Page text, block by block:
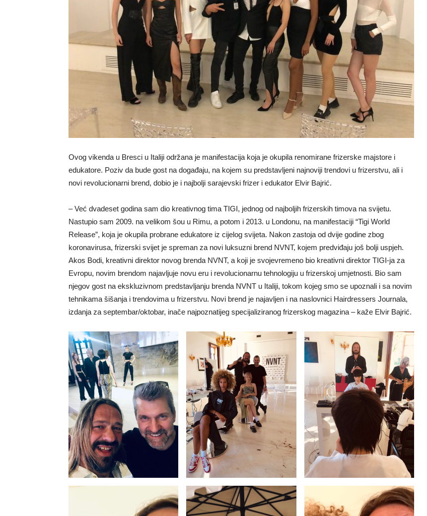
Ovog vikenda u Bresci u Italiji održana je manifestacija koja je okupila renomirane frizerske majstore i
edukatore. Poziv da bude gost na događaju, na kojem su predstavljeni najnoviji trendovi u frizerstvu, ali i
novi revolucionarni brend, dobio je i najbolji sarajevski frizer i edukator Elvir Bajrić.
– Već dvadeset godina sam dio kreativnog tima TIGI, jednog od najboljih frizerskih timova na svijetu.
Nastupio sam 2009. na velikom šou u Rimu, a potom i 2013. u Londonu, na manifestaciji “Tigi World
Release”, koja je okupila probrane edukatore iz cijelog svijeta. Nakon zastoja od dvije godine zbog
koronavirusa, frizerski svijet je spreman za novi luksuzni brend NVNT, kojem predviđaju još bolji uspjeh.
Akos Bodi, kreativni direktor novog brenda NVNT, a koji je svojevremeno bio kreativni direktor TIGI-ja za
Evropu, novim brendom najavljuje novu eru i revolucionarnu tehnologiju u frizerskoj umjetnosti. Bio sam
njegov gost na ekskluzivnom predstavljanju brenda NVNT u Italiji, tokom kojeg smo se upoznali i sa novim
tehnikama šišanja i trendovima u frizerstvu. Novi brend je najavljen i na naslovnici Hairdressers Journala,
izdanja za septembar/oktobar, inače najpoznatijeg specijaliziranog frizerskog magazina – kaže Elvir Bajrić.